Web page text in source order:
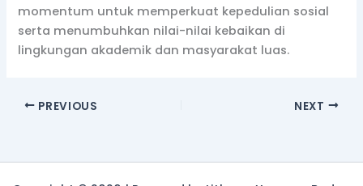
momentum untuk memperkuat kepedulian sosial
serta menumbuhkan nilai-nilai kebaikan di
lingkungan akademik dan masyarakat luas.
PREVIOUS NEXT